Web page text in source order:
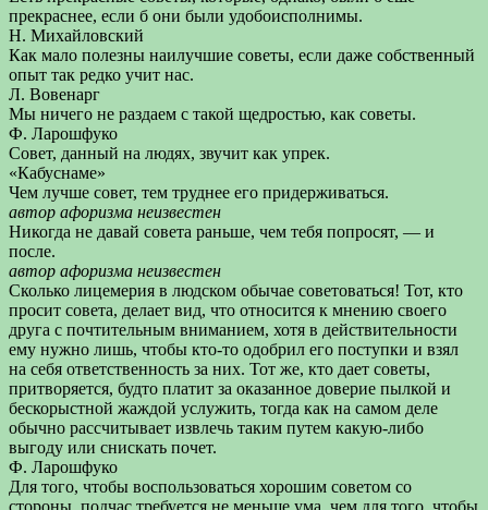
прекраснее, если б они были удобоисполнимы.
Н. Михайловский
Как мало полезны наилучшие советы, если даже собственный
опыт так редко учит нас.
Л. Вовенарг
Мы ничего не раздаем с такой щедростью, как советы.
Ф. Ларошфуко
Совет, данный на людях, звучит как упрек.
«Кабуснаме»
Чем лучше совет, тем труднее его придерживаться.
автор афоризма неизвестен
Никогда не давай совета раньше, чем тебя попросят, — и
после.
автор афоризма неизвестен
Сколько лицемерия в людском обычае советоваться! Тот, кто
просит совета, делает вид, что относится к мнению своего
друга с почтительным вниманием, хотя в действительности
ему нужно лишь, чтобы кто-то одобрил его поступки и взял
на себя ответственность за них. Тот же, кто дает советы,
притворяется, будто платит за оказанное доверие пылкой и
бескорыстной жаждой услужить, тогда как на самом деле
обычно рассчитывает извлечь таким путем какую-либо
выгоду или снискать почет.
Ф. Ларошфуко
Для того, чтобы воспользоваться хорошим советом со
стороны, подчас требуется не меньше ума, чем для того, чтобы